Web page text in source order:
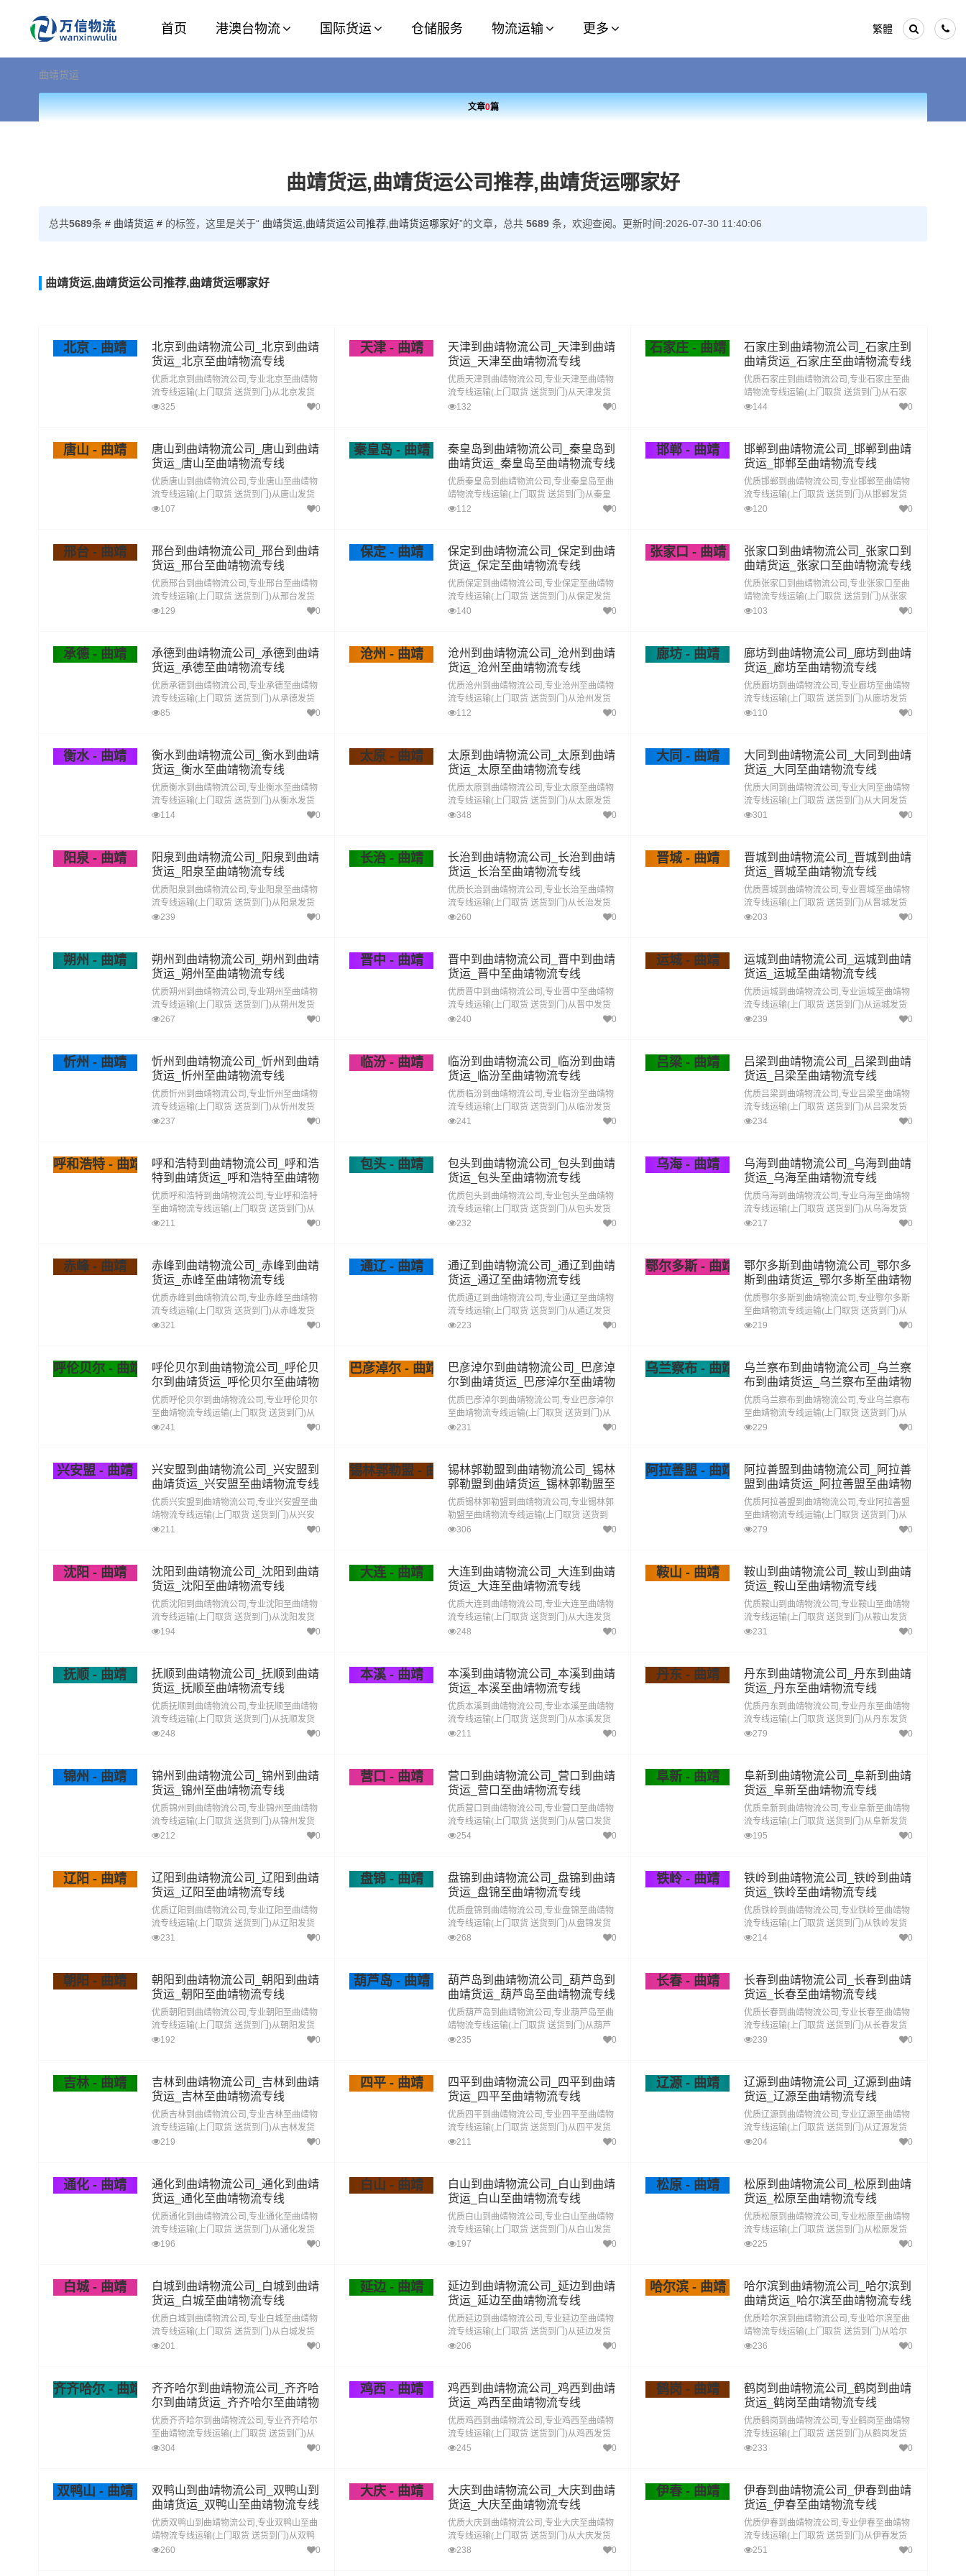
繁體
首页 港澳台物流 国际货运 仓储服务 物流运输 更多
曲靖货运
文章0篇
曲靖货运,曲靖货运公司推荐,曲靖货运哪家好
总共5689条 # 曲靖货运 #的标签，这里是关于“ 曲靖货运,曲靖货运公司推荐,曲靖货运哪家好”的文章，总共 5689条，欢迎查阅。更新时间:2026-07-30 11:40:06
曲靖货运,曲靖货运公司推荐,曲靖货运哪家好
北京 - 曲靖
北京到曲靖物流公司_北京到曲靖
货运_北京至曲靖物流专线
优质北京到曲靖物流公司,专业北京至曲靖物
流专线运输(上门取货 送货到门)从北京发货
运去曲靖 北京发物流到曲靖,一站式北京到曲
325 0
天津 - 曲靖
天津到曲靖物流公司_天津到曲靖
货运_天津至曲靖物流专线
优质天津到曲靖物流公司,专业天津至曲靖物
流专线运输(上门取货 送货到门)从天津发货
运去曲靖 天津发物流到曲靖,一站式天津到曲
132 0
石家庄 - 曲靖
石家庄到曲靖物流公司_石家庄到
曲靖货运_石家庄至曲靖物流专线
优质石家庄到曲靖物流公司,专业石家庄至曲
靖物流专线运输(上门取货 送货到门)从石家
庄发货运去曲靖 石家庄发物流到曲靖,一站式
144 0
唐山 - 曲靖
唐山到曲靖物流公司_唐山到曲靖
货运_唐山至曲靖物流专线
优质唐山到曲靖物流公司,专业唐山至曲靖物
流专线运输(上门取货 送货到门)从唐山发货
运去曲靖 唐山发物流到曲靖,一站式唐山到曲
107 0
秦皇岛 - 曲靖
秦皇岛到曲靖物流公司_秦皇岛到
曲靖货运_秦皇岛至曲靖物流专线
优质秦皇岛到曲靖物流公司,专业秦皇岛至曲
靖物流专线运输(上门取货 送货到门)从秦皇
岛发货运去曲靖 秦皇岛发物流到曲靖,一站式
112 0
邯郸 - 曲靖
邯郸到曲靖物流公司_邯郸到曲靖
货运_邯郸至曲靖物流专线
优质邯郸到曲靖物流公司,专业邯郸至曲靖物
流专线运输(上门取货 送货到门)从邯郸发货
运去曲靖 邯郸发物流到曲靖,一站式邯郸到曲
120 0
邢台 - 曲靖
邢台到曲靖物流公司_邢台到曲靖
货运_邢台至曲靖物流专线
优质邢台到曲靖物流公司,专业邢台至曲靖物
流专线运输(上门取货 送货到门)从邢台发货
运去曲靖 邢台发物流到曲靖,一站式邢台到曲
129 0
保定 - 曲靖
保定到曲靖物流公司_保定到曲靖
货运_保定至曲靖物流专线
优质保定到曲靖物流公司,专业保定至曲靖物
流专线运输(上门取货 送货到门)从保定发货
运去曲靖 保定发物流到曲靖,一站式保定到曲
140 0
张家口 - 曲靖
张家口到曲靖物流公司_张家口到
曲靖货运_张家口至曲靖物流专线
优质张家口到曲靖物流公司,专业张家口至曲
靖物流专线运输(上门取货 送货到门)从张家
口发货运去曲靖 张家口发物流到曲靖,一站式
103 0
承德 - 曲靖
承德到曲靖物流公司_承德到曲靖
货运_承德至曲靖物流专线
优质承德到曲靖物流公司,专业承德至曲靖物
流专线运输(上门取货 送货到门)从承德发货
运去曲靖 承德发物流到曲靖,一站式承德到曲
85 0
沧州 - 曲靖
沧州到曲靖物流公司_沧州到曲靖
货运_沧州至曲靖物流专线
优质沧州到曲靖物流公司,专业沧州至曲靖物
流专线运输(上门取货 送货到门)从沧州发货
运去曲靖 沧州发物流到曲靖,一站式沧州到曲
112 0
廊坊 - 曲靖
廊坊到曲靖物流公司_廊坊到曲靖
货运_廊坊至曲靖物流专线
优质廊坊到曲靖物流公司,专业廊坊至曲靖物
流专线运输(上门取货 送货到门)从廊坊发货
运去曲靖 廊坊发物流到曲靖,一站式廊坊到曲
110 0
衡水 - 曲靖
衡水到曲靖物流公司_衡水到曲靖
货运_衡水至曲靖物流专线
优质衡水到曲靖物流公司,专业衡水至曲靖物
流专线运输(上门取货 送货到门)从衡水发货
运去曲靖 衡水发物流到曲靖,一站式衡水到曲
114 0
太原 - 曲靖
太原到曲靖物流公司_太原到曲靖
货运_太原至曲靖物流专线
优质太原到曲靖物流公司,专业太原至曲靖物
流专线运输(上门取货 送货到门)从太原发货
运去曲靖 太原发物流到曲靖,一站式太原到曲
348 0
大同 - 曲靖
大同到曲靖物流公司_大同到曲靖
货运_大同至曲靖物流专线
优质大同到曲靖物流公司,专业大同至曲靖物
流专线运输(上门取货 送货到门)从大同发货
运去曲靖 大同发物流到曲靖,一站式大同到曲
301 0
阳泉 - 曲靖
阳泉到曲靖物流公司_阳泉到曲靖
货运_阳泉至曲靖物流专线
优质阳泉到曲靖物流公司,专业阳泉至曲靖物
流专线运输(上门取货 送货到门)从阳泉发货
运去曲靖 阳泉发物流到曲靖,一站式阳泉到曲
239 0
长治 - 曲靖
长治到曲靖物流公司_长治到曲靖
货运_长治至曲靖物流专线
优质长治到曲靖物流公司,专业长治至曲靖物
流专线运输(上门取货 送货到门)从长治发货
运去曲靖 长治发物流到曲靖,一站式长治到曲
260 0
晋城 - 曲靖
晋城到曲靖物流公司_晋城到曲靖
货运_晋城至曲靖物流专线
优质晋城到曲靖物流公司,专业晋城至曲靖物
流专线运输(上门取货 送货到门)从晋城发货
运去曲靖 晋城发物流到曲靖,一站式晋城到曲
203 0
朔州 - 曲靖
朔州到曲靖物流公司_朔州到曲靖
货运_朔州至曲靖物流专线
优质朔州到曲靖物流公司,专业朔州至曲靖物
流专线运输(上门取货 送货到门)从朔州发货
运去曲靖 朔州发物流到曲靖,一站式朔州到曲
267 0
晋中 - 曲靖
晋中到曲靖物流公司_晋中到曲靖
货运_晋中至曲靖物流专线
优质晋中到曲靖物流公司,专业晋中至曲靖物
流专线运输(上门取货 送货到门)从晋中发货
运去曲靖 晋中发物流到曲靖,一站式晋中到曲
240 0
运城 - 曲靖
运城到曲靖物流公司_运城到曲靖
货运_运城至曲靖物流专线
优质运城到曲靖物流公司,专业运城至曲靖物
流专线运输(上门取货 送货到门)从运城发货
运去曲靖 运城发物流到曲靖,一站式运城到曲
239 0
忻州 - 曲靖
忻州到曲靖物流公司_忻州到曲靖
货运_忻州至曲靖物流专线
优质忻州到曲靖物流公司,专业忻州至曲靖物
流专线运输(上门取货 送货到门)从忻州发货
运去曲靖 忻州发物流到曲靖,一站式忻州到曲
237 0
临汾 - 曲靖
临汾到曲靖物流公司_临汾到曲靖
货运_临汾至曲靖物流专线
优质临汾到曲靖物流公司,专业临汾至曲靖物
流专线运输(上门取货 送货到门)从临汾发货
运去曲靖 临汾发物流到曲靖,一站式临汾到曲
241 0
吕梁 - 曲靖
吕梁到曲靖物流公司_吕梁到曲靖
货运_吕梁至曲靖物流专线
优质吕梁到曲靖物流公司,专业吕梁至曲靖物
流专线运输(上门取货 送货到门)从吕梁发货
运去曲靖 吕梁发物流到曲靖,一站式吕梁到曲
234 0
呼和浩特 - 曲靖
呼和浩特到曲靖物流公司_呼和浩
特到曲靖货运_呼和浩特至曲靖物
流专线
优质呼和浩特到曲靖物流公司,专业呼和浩特
至曲靖物流专线运输(上门取货 送货到门)从
呼和浩特发货运去曲靖 呼和浩特发物流到曲
211 0
包头 - 曲靖
包头到曲靖物流公司_包头到曲靖
货运_包头至曲靖物流专线
优质包头到曲靖物流公司,专业包头至曲靖物
流专线运输(上门取货 送货到门)从包头发货
运去曲靖 包头发物流到曲靖,一站式包头到曲
232 0
乌海 - 曲靖
乌海到曲靖物流公司_乌海到曲靖
货运_乌海至曲靖物流专线
优质乌海到曲靖物流公司,专业乌海至曲靖物
流专线运输(上门取货 送货到门)从乌海发货
运去曲靖 乌海发物流到曲靖,一站式乌海到曲
217 0
赤峰 - 曲靖
赤峰到曲靖物流公司_赤峰到曲靖
货运_赤峰至曲靖物流专线
优质赤峰到曲靖物流公司,专业赤峰至曲靖物
流专线运输(上门取货 送货到门)从赤峰发货
运去曲靖 赤峰发物流到曲靖,一站式赤峰到曲
321 0
通辽 - 曲靖
通辽到曲靖物流公司_通辽到曲靖
货运_通辽至曲靖物流专线
优质通辽到曲靖物流公司,专业通辽至曲靖物
流专线运输(上门取货 送货到门)从通辽发货
运去曲靖 通辽发物流到曲靖,一站式通辽到曲
223 0
鄂尔多斯 - 曲靖
鄂尔多斯到曲靖物流公司_鄂尔多
斯到曲靖货运_鄂尔多斯至曲靖物
流专线
优质鄂尔多斯到曲靖物流公司,专业鄂尔多斯
至曲靖物流专线运输(上门取货 送货到门)从
鄂尔多斯发货运去曲靖 鄂尔多斯发物流到曲
219 0
呼伦贝尔 - 曲靖
呼伦贝尔到曲靖物流公司_呼伦贝
尔到曲靖货运_呼伦贝尔至曲靖物
流专线
优质呼伦贝尔到曲靖物流公司,专业呼伦贝尔
至曲靖物流专线运输(上门取货 送货到门)从
呼伦贝尔发货运去曲靖 呼伦贝尔发物流到曲
241 0
巴彦淖尔 - 曲靖
巴彦淖尔到曲靖物流公司_巴彦淖
尔到曲靖货运_巴彦淖尔至曲靖物
流专线
优质巴彦淖尔到曲靖物流公司,专业巴彦淖尔
至曲靖物流专线运输(上门取货 送货到门)从
巴彦淖尔发货运去曲靖 巴彦淖尔发物流到曲
231 0
乌兰察布 - 曲靖
乌兰察布到曲靖物流公司_乌兰察
布到曲靖货运_乌兰察布至曲靖物
流专线
优质乌兰察布到曲靖物流公司,专业乌兰察布
至曲靖物流专线运输(上门取货 送货到门)从
乌兰察布发货运去曲靖 乌兰察布发物流到曲
229 0
兴安盟 - 曲靖
兴安盟到曲靖物流公司_兴安盟到
曲靖货运_兴安盟至曲靖物流专线
优质兴安盟到曲靖物流公司,专业兴安盟至曲
靖物流专线运输(上门取货 送货到门)从兴安
盟发货运去曲靖 兴安盟发物流到曲靖,一站式
211 0
锡林郭勒盟 - 曲靖锡林郭勒盟到曲靖物流公司_锡林
郭勒盟到曲靖货运_锡林郭勒盟至
曲靖物流专线
优质锡林郭勒盟到曲靖物流公司,专业锡林郭
勒盟至曲靖物流专线运输(上门取货 送货到
门)从锡林郭勒盟发货运去曲靖 锡林郭勒盟
306 0
阿拉善盟 - 曲靖
阿拉善盟到曲靖物流公司_阿拉善
盟到曲靖货运_阿拉善盟至曲靖物
流专线
优质阿拉善盟到曲靖物流公司,专业阿拉善盟
至曲靖物流专线运输(上门取货 送货到门)从
阿拉善盟发货运去曲靖 阿拉善盟发物流到曲
279 0
沈阳 - 曲靖
沈阳到曲靖物流公司_沈阳到曲靖
货运_沈阳至曲靖物流专线
优质沈阳到曲靖物流公司,专业沈阳至曲靖物
流专线运输(上门取货 送货到门)从沈阳发货
运去曲靖 沈阳发物流到曲靖,一站式沈阳到曲
194 0
大连 - 曲靖
大连到曲靖物流公司_大连到曲靖
货运_大连至曲靖物流专线
优质大连到曲靖物流公司,专业大连至曲靖物
流专线运输(上门取货 送货到门)从大连发货
运去曲靖 大连发物流到曲靖,一站式大连到曲
248 0
鞍山 - 曲靖
鞍山到曲靖物流公司_鞍山到曲靖
货运_鞍山至曲靖物流专线
优质鞍山到曲靖物流公司,专业鞍山至曲靖物
流专线运输(上门取货 送货到门)从鞍山发货
运去曲靖 鞍山发物流到曲靖,一站式鞍山到曲
231 0
抚顺 - 曲靖
抚顺到曲靖物流公司_抚顺到曲靖
货运_抚顺至曲靖物流专线
优质抚顺到曲靖物流公司,专业抚顺至曲靖物
流专线运输(上门取货 送货到门)从抚顺发货
运去曲靖 抚顺发物流到曲靖,一站式抚顺到曲
248 0
本溪 - 曲靖
本溪到曲靖物流公司_本溪到曲靖
货运_本溪至曲靖物流专线
优质本溪到曲靖物流公司,专业本溪至曲靖物
流专线运输(上门取货 送货到门)从本溪发货
运去曲靖 本溪发物流到曲靖,一站式本溪到曲
211 0
丹东 - 曲靖
丹东到曲靖物流公司_丹东到曲靖
货运_丹东至曲靖物流专线
优质丹东到曲靖物流公司,专业丹东至曲靖物
流专线运输(上门取货 送货到门)从丹东发货
运去曲靖 丹东发物流到曲靖,一站式丹东到曲
279 0
锦州 - 曲靖
锦州到曲靖物流公司_锦州到曲靖
货运_锦州至曲靖物流专线
优质锦州到曲靖物流公司,专业锦州至曲靖物
流专线运输(上门取货 送货到门)从锦州发货
运去曲靖 锦州发物流到曲靖,一站式锦州到曲
212 0
营口 - 曲靖
营口到曲靖物流公司_营口到曲靖
货运_营口至曲靖物流专线
优质营口到曲靖物流公司,专业营口至曲靖物
流专线运输(上门取货 送货到门)从营口发货
运去曲靖 营口发物流到曲靖,一站式营口到曲
254 0
阜新 - 曲靖
阜新到曲靖物流公司_阜新到曲靖
货运_阜新至曲靖物流专线
优质阜新到曲靖物流公司,专业阜新至曲靖物
流专线运输(上门取货 送货到门)从阜新发货
运去曲靖 阜新发物流到曲靖,一站式阜新到曲
195 0
辽阳 - 曲靖
辽阳到曲靖物流公司_辽阳到曲靖
货运_辽阳至曲靖物流专线
优质辽阳到曲靖物流公司,专业辽阳至曲靖物
流专线运输(上门取货 送货到门)从辽阳发货
运去曲靖 辽阳发物流到曲靖,一站式辽阳到曲
231 0
盘锦 - 曲靖
盘锦到曲靖物流公司_盘锦到曲靖
货运_盘锦至曲靖物流专线
优质盘锦到曲靖物流公司,专业盘锦至曲靖物
流专线运输(上门取货 送货到门)从盘锦发货
运去曲靖 盘锦发物流到曲靖,一站式盘锦到曲
268 0
铁岭 - 曲靖
铁岭到曲靖物流公司_铁岭到曲靖
货运_铁岭至曲靖物流专线
优质铁岭到曲靖物流公司,专业铁岭至曲靖物
流专线运输(上门取货 送货到门)从铁岭发货
运去曲靖 铁岭发物流到曲靖,一站式铁岭到曲
214 0
朝阳 - 曲靖
朝阳到曲靖物流公司_朝阳到曲靖
货运_朝阳至曲靖物流专线
优质朝阳到曲靖物流公司,专业朝阳至曲靖物
流专线运输(上门取货 送货到门)从朝阳发货
运去曲靖 朝阳发物流到曲靖,一站式朝阳到曲
192 0
葫芦岛 - 曲靖
葫芦岛到曲靖物流公司_葫芦岛到
曲靖货运_葫芦岛至曲靖物流专线
优质葫芦岛到曲靖物流公司,专业葫芦岛至曲
靖物流专线运输(上门取货 送货到门)从葫芦
岛发货运去曲靖 葫芦岛发物流到曲靖,一站式
235 0
长春 - 曲靖
长春到曲靖物流公司_长春到曲靖
货运_长春至曲靖物流专线
优质长春到曲靖物流公司,专业长春至曲靖物
流专线运输(上门取货 送货到门)从长春发货
运去曲靖 长春发物流到曲靖,一站式长春到曲
239 0
吉林 - 曲靖
吉林到曲靖物流公司_吉林到曲靖
货运_吉林至曲靖物流专线
优质吉林到曲靖物流公司,专业吉林至曲靖物
流专线运输(上门取货 送货到门)从吉林发货
运去曲靖 吉林发物流到曲靖,一站式吉林到曲
219 0
四平 - 曲靖
四平到曲靖物流公司_四平到曲靖
货运_四平至曲靖物流专线
优质四平到曲靖物流公司,专业四平至曲靖物
流专线运输(上门取货 送货到门)从四平发货
运去曲靖 四平发物流到曲靖,一站式四平到曲
211 0
辽源 - 曲靖
辽源到曲靖物流公司_辽源到曲靖
货运_辽源至曲靖物流专线
优质辽源到曲靖物流公司,专业辽源至曲靖物
流专线运输(上门取货 送货到门)从辽源发货
运去曲靖 辽源发物流到曲靖,一站式辽源到曲
204 0
通化 - 曲靖
通化到曲靖物流公司_通化到曲靖
货运_通化至曲靖物流专线
优质通化到曲靖物流公司,专业通化至曲靖物
流专线运输(上门取货 送货到门)从通化发货
运去曲靖 通化发物流到曲靖,一站式通化到曲
196 0
白山 - 曲靖
白山到曲靖物流公司_白山到曲靖
货运_白山至曲靖物流专线
优质白山到曲靖物流公司,专业白山至曲靖物
流专线运输(上门取货 送货到门)从白山发货
运去曲靖 白山发物流到曲靖,一站式白山到曲
197 0
松原 - 曲靖
松原到曲靖物流公司_松原到曲靖
货运_松原至曲靖物流专线
优质松原到曲靖物流公司,专业松原至曲靖物
流专线运输(上门取货 送货到门)从松原发货
运去曲靖 松原发物流到曲靖,一站式松原到曲
225 0
白城 - 曲靖
白城到曲靖物流公司_白城到曲靖
货运_白城至曲靖物流专线
优质白城到曲靖物流公司,专业白城至曲靖物
流专线运输(上门取货 送货到门)从白城发货
运去曲靖 白城发物流到曲靖,一站式白城到曲
201 0
延边 - 曲靖
延边到曲靖物流公司_延边到曲靖
货运_延边至曲靖物流专线
优质延边到曲靖物流公司,专业延边至曲靖物
流专线运输(上门取货 送货到门)从延边发货
运去曲靖 延边发物流到曲靖,一站式延边到曲
206 0
哈尔滨 - 曲靖
哈尔滨到曲靖物流公司_哈尔滨到
曲靖货运_哈尔滨至曲靖物流专线
优质哈尔滨到曲靖物流公司,专业哈尔滨至曲
靖物流专线运输(上门取货 送货到门)从哈尔
滨发货运去曲靖 哈尔滨发物流到曲靖,一站式
236 0
齐齐哈尔 - 曲靖
齐齐哈尔到曲靖物流公司_齐齐哈
尔到曲靖货运_齐齐哈尔至曲靖物
流专线
优质齐齐哈尔到曲靖物流公司,专业齐齐哈尔
至曲靖物流专线运输(上门取货 送货到门)从
齐齐哈尔发货运去曲靖 齐齐哈尔发物流到曲
304 0
鸡西 - 曲靖
鸡西到曲靖物流公司_鸡西到曲靖
货运_鸡西至曲靖物流专线
优质鸡西到曲靖物流公司,专业鸡西至曲靖物
流专线运输(上门取货 送货到门)从鸡西发货
运去曲靖 鸡西发物流到曲靖,一站式鸡西到曲
245 0
鹤岗 - 曲靖
鹤岗到曲靖物流公司_鹤岗到曲靖
货运_鹤岗至曲靖物流专线
优质鹤岗到曲靖物流公司,专业鹤岗至曲靖物
流专线运输(上门取货 送货到门)从鹤岗发货
运去曲靖 鹤岗发物流到曲靖,一站式鹤岗到曲
233 0
双鸭山 - 曲靖
双鸭山到曲靖物流公司_双鸭山到
曲靖货运_双鸭山至曲靖物流专线
优质双鸭山到曲靖物流公司,专业双鸭山至曲
靖物流专线运输(上门取货 送货到门)从双鸭
山发货运去曲靖 双鸭山发物流到曲靖,一站式
260 0
大庆 - 曲靖
大庆到曲靖物流公司_大庆到曲靖
货运_大庆至曲靖物流专线
优质大庆到曲靖物流公司,专业大庆至曲靖物
流专线运输(上门取货 送货到门)从大庆发货
运去曲靖 大庆发物流到曲靖,一站式大庆到曲
238 0
伊春 - 曲靖
伊春到曲靖物流公司_伊春到曲靖
货运_伊春至曲靖物流专线
优质伊春到曲靖物流公司,专业伊春至曲靖物
流专线运输(上门取货 送货到门)从伊春发货
运去曲靖 伊春发物流到曲靖,一站式伊春到曲
251 0